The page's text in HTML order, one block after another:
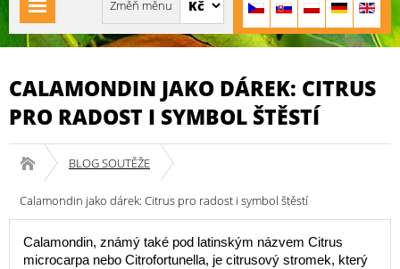
CALAMONDIN JAKO DÁREK: CITRUS
PRO RADOST I SYMBOL ŠTĚSTÍ
BLOG SOUTĚŽE
Calamondin jako dárek: Citrus pro radost i symbol štěstí
Calamondin, známý také pod latinským názvem Citrus
microcarpa nebo Citrofortunella, je citrusový stromek, který